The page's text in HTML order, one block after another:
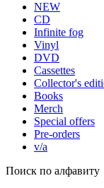
NEW
CD
Infinite fog
Vinyl
DVD
Cassettes
Collector's
Books
Merch
Special offers
Pre-orders
v/a
Поиск по алфавиту